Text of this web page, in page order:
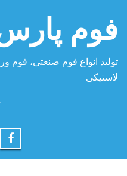
فوم
تولید انواع فوم صنعتی،
لاستیکی